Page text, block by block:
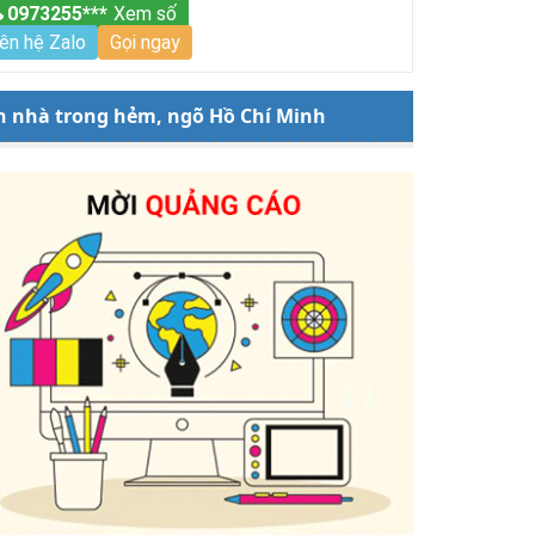
0973255*** Xem số
hệ Zalo
Gọi ngay
nhà trong hẻm, ngõ Hồ Chí Minh